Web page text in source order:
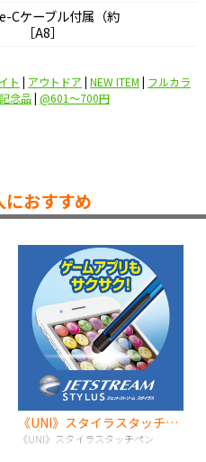
Cケーブル付属（約
A8］
ト | アウトドア | NEW ITEM | フルカラ
記念品| @601〜700円
におすすめ
《UNI》スタイラスタッチペン
《UNI》スタイラスタッチペン